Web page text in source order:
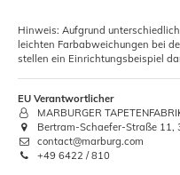
Hinweis: Aufgrund
leichten Farbabweichungen bei
stellen ein Einrichtungsbeispiel
EU Verantwortlicher
MARBURGER
Bertram-Schaefer-Straße 11,
contact@marburg.com
+49 6422 / 810